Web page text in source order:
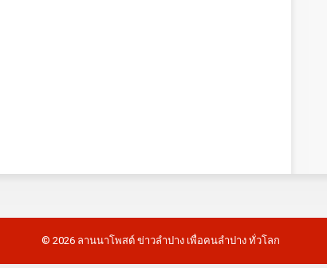
© 2026 ลานนาโพสต์ ข่าวลำปาง เพื่อคนลำปาง ทั่วโลก